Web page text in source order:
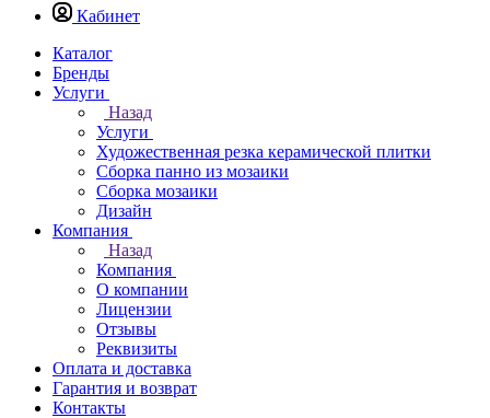
Кабинет
Каталог
Бренды
Услуги
Назад
Услуги
Художественная резка керамической плитки
Сборка панно из мозаики
Сборка мозаики
Дизайн
Компания
Назад
Компания
О компании
Лицензии
Отзывы
Реквизиты
Оплата и доставка
Гарантия и возврат
Контакты